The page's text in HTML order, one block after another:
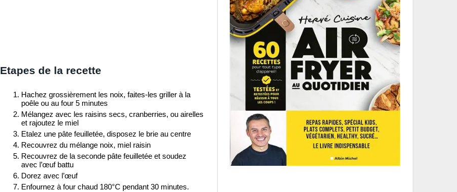
Etapes de la recette
Hachez grossièrement les noix, faites-les griller à la
poêle ou au four 5 minutes
Mélangez avec les raisins secs, cranberries, ou airelles
et rajoutez le miel
Etalez une pâte feuilletée, disposez le brie au centre
Recouvrez du mélange noix, miel raisin
Recouvrez de la seconde pâte feuilletée et soudez
avec l’œuf battu
Dorez avec l’œuf
Enfournez à four chaud 180°C pendant 30 minutes.